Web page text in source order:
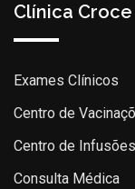
Clínica Croce
Exames Clínicos
Centro de
Centro de Infusões
Consulta Médica